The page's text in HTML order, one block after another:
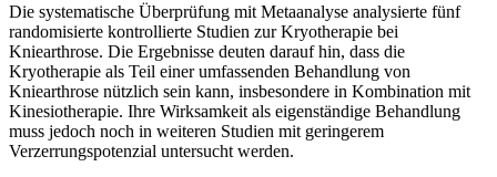
Die systematische Überprüfung mit Metaanalyse analysierte fünf
randomisierte kontrollierte Studien zur Kryotherapie bei
Kniearthrose. Die Ergebnisse deuten darauf hin, dass die
Kryotherapie als Teil einer umfassenden Behandlung von
Kniearthrose nützlich sein kann, insbesondere in Kombination mit
Kinesiotherapie. Ihre Wirksamkeit als eigenständige Behandlung
muss jedoch noch in weiteren Studien mit geringerem
Verzerrungspotenzial untersucht werden.